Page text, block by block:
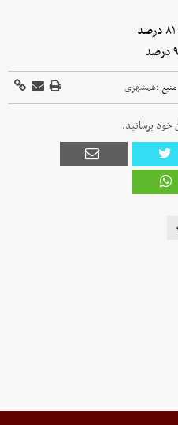
۸۱ درصد
منبع :همشهری
خود برسانید.